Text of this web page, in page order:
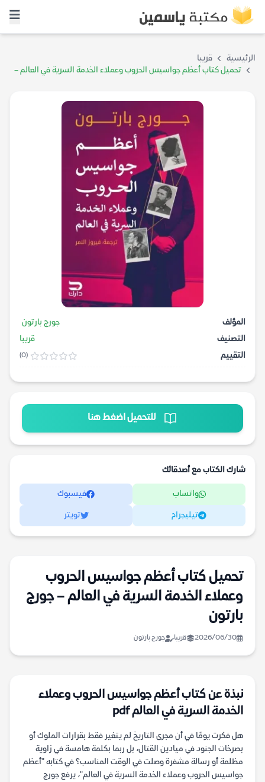
الرئيسية
قريبا
تحميل كتاب أعظم جواسيس الحروب وعملاء الخدمة السرية في العالم –
المؤلف
جورج بارتون
التصنيف
قريبا
التقييم
(0)
للتحميل اضغط هنا
شارك الكتاب مع أصدقائك
واتساب فيسبوك
تيليجرام تويتر
تحميل كتاب أعظم جواسيس الحروب
وعملاء الخدمة السرية في العالم – جورج
بارتون
2026/06/30 قريبا جورج بارتون
نبذة عن كتاب أعظم جواسيس الحروب وعملاء
الخدمة السرية في العالم pdf
هل فكرت يومًا في أن مجرى التاريخ لم يتغير فقط بقرارات الملوك أو
بصرخات الجنود في ميادين القتال، بل ربما بكلمة هامسة في زاوية
مظلمة أو رسالة مشفرة وصلت في الوقت المناسب؟ في كتابه "أعظم
جواسيس الحروب وعملاء الخدمة السرية في العالم"، يرفع جورج